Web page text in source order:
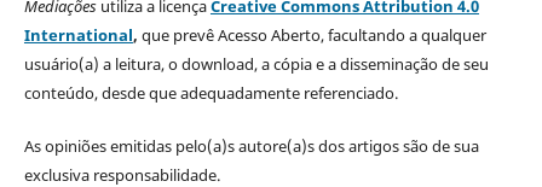
Mediaçõesutiliza a licençaCreative Commons Attribution 4.0
International, que prevê Acesso Aberto, facultando a qualquer
usuário(a) a leitura, o download, a cópia e a disseminação de seu
conteúdo, desde que adequadamente referenciado.
As opiniões emitidas pelo(a)s autore(a)s dos artigos são de sua
exclusiva responsabilidade.